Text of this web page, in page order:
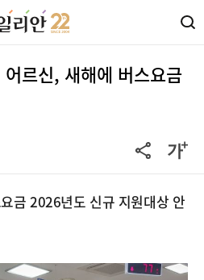
르신, 새해에 버스요금
금 2026년도 신규 지원대상 안